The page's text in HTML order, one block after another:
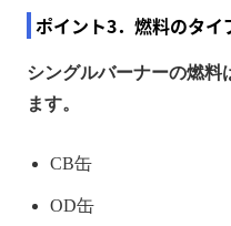
ポイント3．燃料のタイ
シングルバーナーの燃料
ます。
CB缶
OD缶